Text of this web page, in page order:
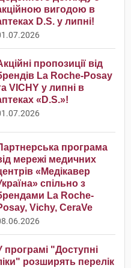
вигодою в
D.S. у липні!
пропозиції від
La Roche-Posay
VICHY у липні в
«D.S.»!
програма
мережі медичних
«Медікавер
спільно з
La Roche-
Vichy, CeraVe
програмі "Доступні
розширять перелік